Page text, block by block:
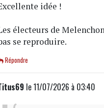
idée !
électeurs de
se reproduire.
Répondre
le 11/07/2026 à 03:40